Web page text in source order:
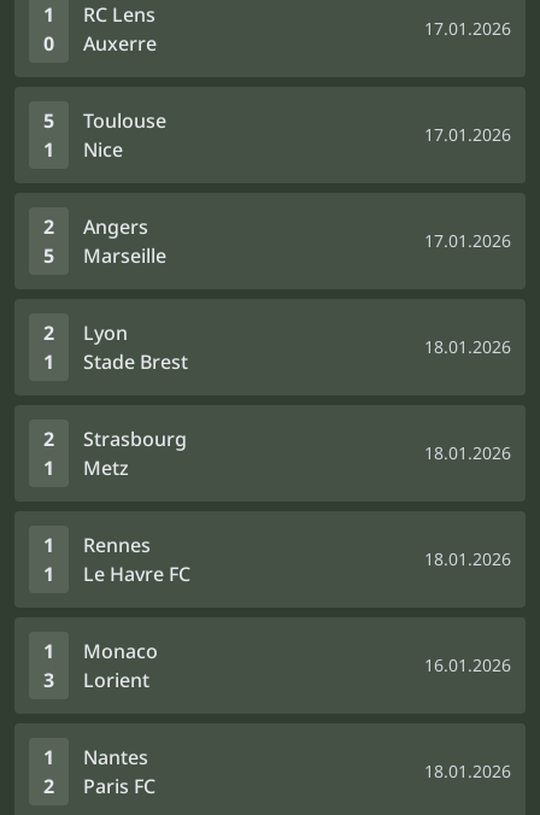
1
0
RC Lens
Auxerre
17.01.2026
5
1
Toulouse
Nice
17.01.2026
2
5
Angers
Marseille
17.01.2026
2
1
Lyon
Stade Brest
18.01.2026
2
1
Strasbourg
Metz
18.01.2026
1
1
Rennes
Le Havre FC
18.01.2026
1
3
Monaco
Lorient
16.01.2026
1
2
Nantes
Paris FC
18.01.2026